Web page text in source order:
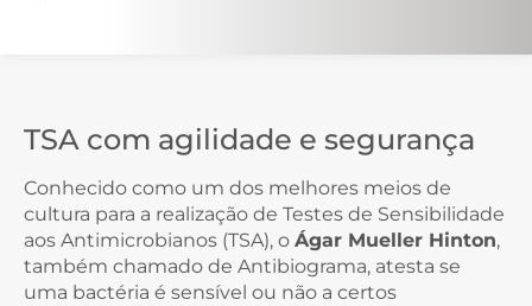
TSA com agilidade e segurança
Conhecido como um dos melhores meios de
cultura para a realização de Testes de Sensibilidade
aos Antimicrobianos (TSA), o Ágar Mueller Hinton,
também chamado de Antibiograma, atesta se
uma bactéria é sensível ou não a certos